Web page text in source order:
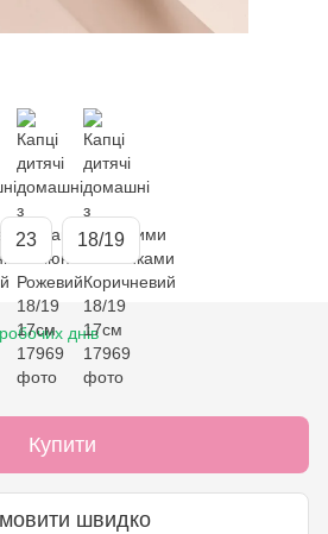
23 18/19
днів
Купити
швидко